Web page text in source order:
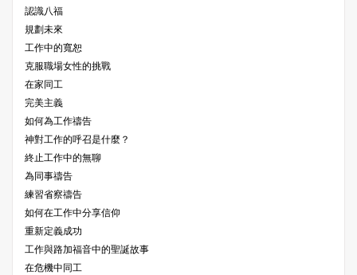
認識八福
規劃未來
工作中的寬恕
克服職場女性的挑戰
在家同工
完美主義
如何為工作禱告
神對工作的呼召是什麼？
終止工作中的無聊
為同事禱告
練習省察禱告
如何在工作中分享信仰
重新定義成功
工作與路加福音中的聖誕故事
在危機中同工